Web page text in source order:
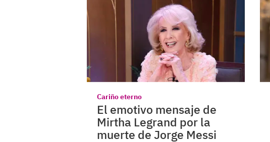
Cariño eterno
El emotivo mensaje de
Mirtha Legrand por la
muerte de Jorge Messi